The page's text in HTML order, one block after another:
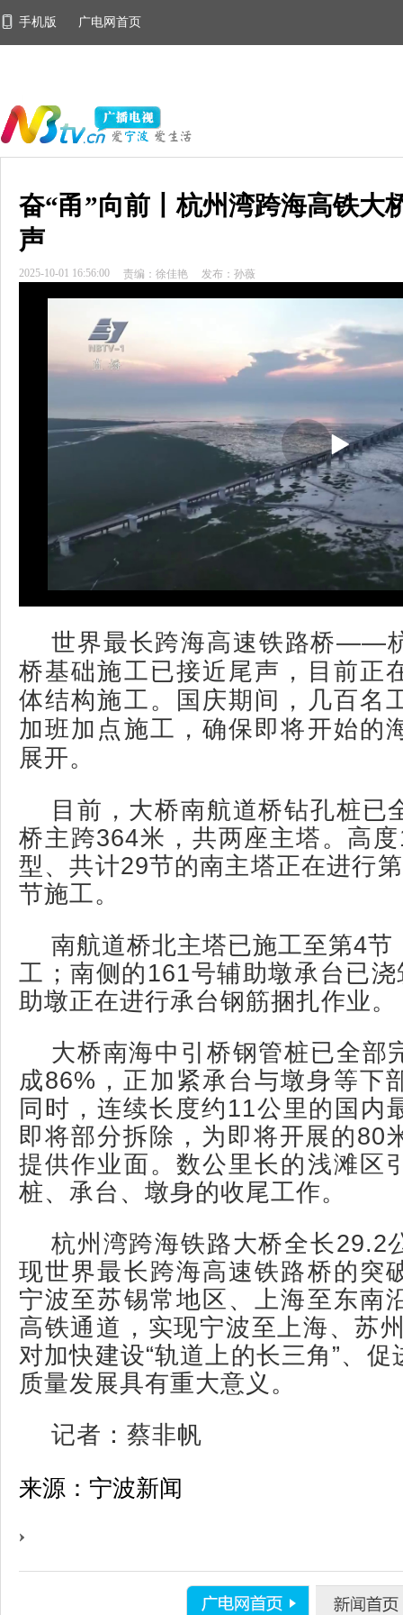
手机版 广电网首页
奋“甬”向前丨杭州湾跨海高铁大
声
2025-10-01 16:56:00 责编：徐佳艳 发布：孙薇
世界最长跨海高速铁路桥——
桥基础施工已接近尾声，目前正
体结构施工。国庆期间，几百名
加班加点施工，确保即将开始的
展开。
目前，大桥南航道桥钻孔桩已
桥主跨364米，共两座主塔。高
型、共计29节的南主塔正在进行
节施工。
南航道桥北主塔已施工至第4节
工；南侧的161号辅助墩承台已
助墩正在进行承台钢筋捆扎作业。
大桥南海中引桥钢管桩已全部
成86%，正加紧承台与墩身等下
同时，连续长度约11公里的国内
即将部分拆除，为即将开展的80
提供作业面。数公里长的浅滩区
桩、承台、墩身的收尾工作。
杭州湾跨海铁路大桥全长29.2
现世界最长跨海高速铁路桥的突
宁波至苏锡常地区、上海至东南
高铁通道，实现宁波至上海、苏
对加快建设“轨道上的长三角”、
质量发展具有重大意义。
记者：蔡非帆
来源：宁波新闻